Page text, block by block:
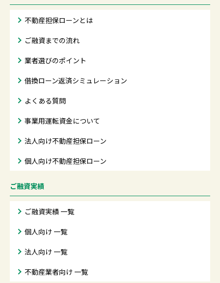
不動産担保ローンとは
ご融資までの流れ
業者選びのポイント
借換ローン返済シミュレーション
よくある質問
事業用運転資金について
法人向け不動産担保ローン
個人向け不動産担保ローン
ご融資実績
ご融資実績 一覧
個人向け 一覧
法人向け 一覧
不動産業者向け 一覧